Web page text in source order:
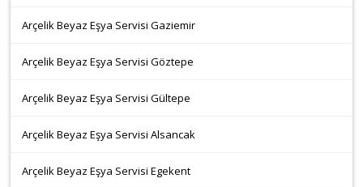
Arçelik Beyaz Eşya Servisi Gaziemir
Arçelik Beyaz Eşya Servisi Göztepe
Arçelik Beyaz Eşya Servisi Gültepe
Arçelik Beyaz Eşya Servisi Alsancak
Arçelik Beyaz Eşya Servisi Egekent